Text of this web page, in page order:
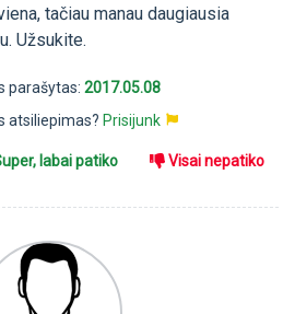
tačiau manau daugiausia
Užsukite.
parašytas: 2017.05.08
atsiliepimas? Prisijunk
labai patiko Visai nepatiko